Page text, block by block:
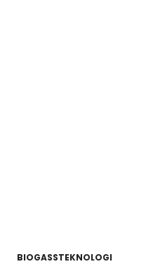
BIOGASSTEKNOLOGI